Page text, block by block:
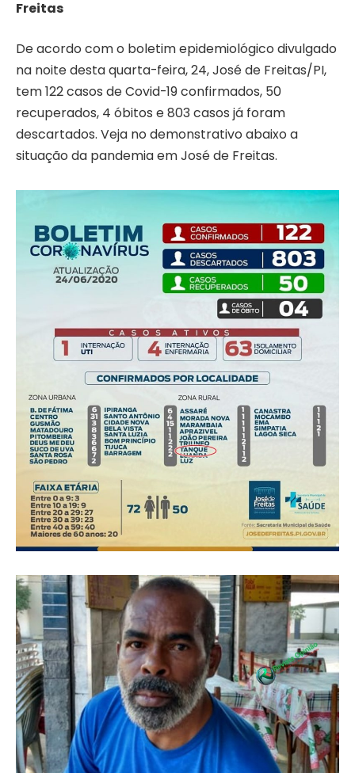
Freitas
De acordo com o boletim epidemiológico divulgado
na noite desta quarta-feira, 24, José de Freitas/PI,
tem 122 casos de Covid-19 confirmados, 50
recuperados, 4 óbitos e 803 casos já foram
descartados. Veja no demonstrativo abaixo a
situação da pandemia em José de Freitas.